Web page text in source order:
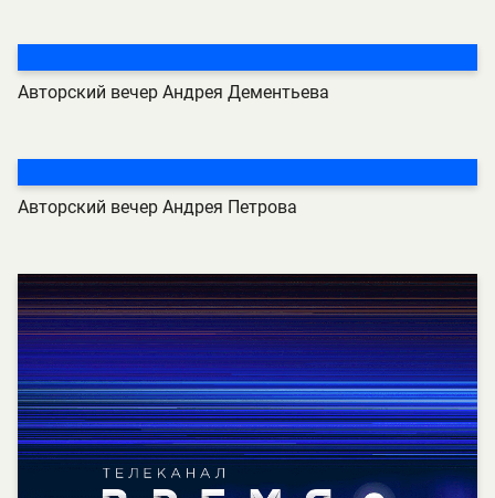
Авторский вечер Андрея Дементьева
Авторский вечер Андрея Петрова